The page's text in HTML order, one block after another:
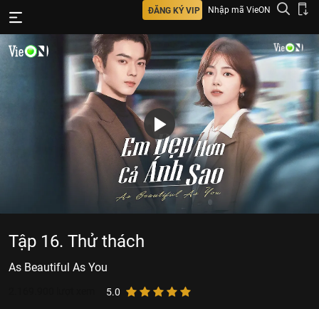
ĐĂNG KÝ VIP Nhập mã VieON
Tập 16. Thử thách
As Beautiful As You
5.0